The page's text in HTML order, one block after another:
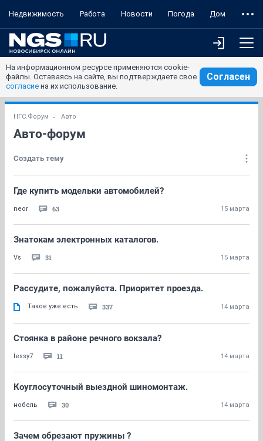
Недвижимость Работа Новости Погода Дом
На информационном ресурсе применяются cookie-
файлы. Оставаясь на сайте, вы подтверждаете свое
согласие на их использование.
Согласен
НГС.Форум Авто
Авто-форум
Создать тему
Где купить модельки автомобилей?
neor 63 15 марта
Знатокам электронных каталогов.
Vs 31 15 марта
Рассудите, пожалуйста. Приоритет проезда.
Такое уже есть 337 14 марта
Стоянка в районе речного вокзала?
lessy7 11 14 марта
Коуглосуточный выездной шиномонтаж.
нобель 30 14 марта
Зачем обрезают пружины ?